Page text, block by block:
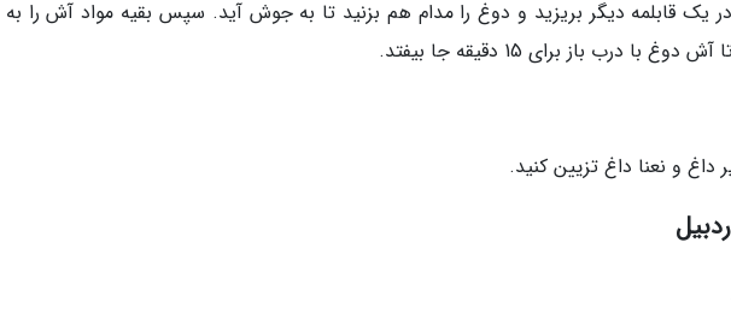
در یک قابلمه دیگر بریزید و دوغ را مدام هم بزنید تا به جوش آید. سپس بقیه مواد آش را
درب باز برای 15 دقیقه جا بیفتد.
داغ و نعنا داغ تزیین کنید.